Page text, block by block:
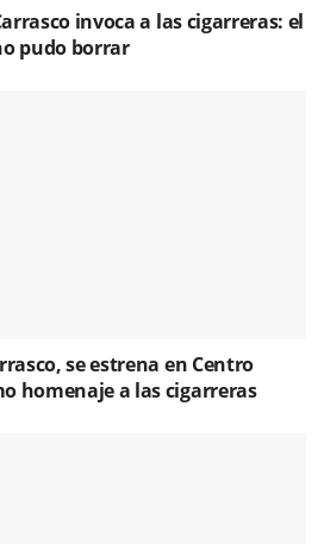
invoca a las cigarreras: el
pudo borrar
se estrena en Centro
homenaje a las cigarreras